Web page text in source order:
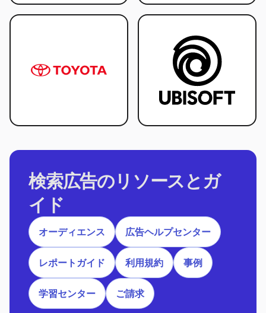
検索広告のリソースとガ
イド
オーディエンス 広告ヘルプセンター
レポートガイド 利用規約 事例
学習センター ご請求